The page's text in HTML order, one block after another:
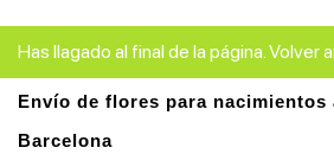
Has llagado al final de la página.Volver
Envío de flores para nacimientos
Barcelona